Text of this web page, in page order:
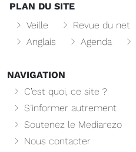
PLAN DU SITE
Veille
Revue du net
Anglais
Agenda
NAVIGATION
C’est quoi, ce site ?
S’informer autrement
Soutenez le Mediarezo
Nous contacter